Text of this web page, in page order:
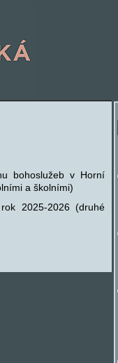
bohoslužeb v Horní
a školními)
2025-2026 (druhé